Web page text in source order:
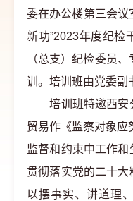
委在办公楼第三会议
新功”2023年度纪检
（总支）纪检委员
训。培训班由党委副
培训班特邀西安
贸易作《监察对象应
监督和约束中工作
贯彻落实党的二十大
以摆事实、讲道理